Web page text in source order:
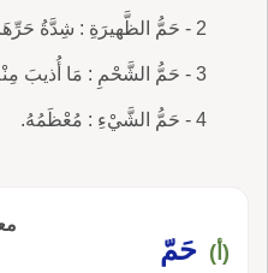
2 - حَمُّ الظَّهيرَةِ : شِدَّةُ حَرِّهَا.
3 - حَمُّ الشَّحْمِ : مَا أُذيبَ مِنْهُ.
4 - حَمُّ الشَّيْءِ : مُعْظَمُهُ.
(أ) حَمّ